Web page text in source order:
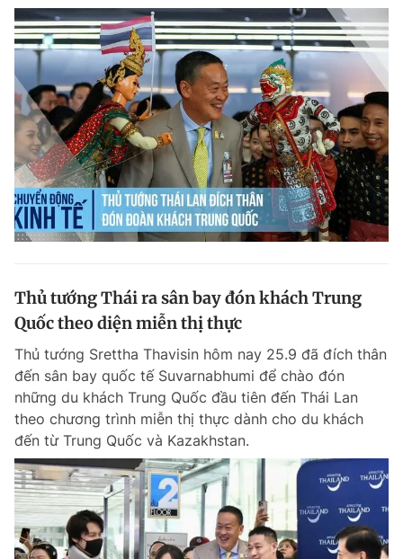
Thủ tướng Thái ra sân bay đón khách Trung
Quốc theo diện miễn thị thực
Thủ tướng Srettha Thavisin hôm nay 25.9 đã đích thân
đến sân bay quốc tế Suvarnabhumi để chào đón
những du khách Trung Quốc đầu tiên đến Thái Lan
theo chương trình miễn thị thực dành cho du khách
đến từ Trung Quốc và Kazakhstan.